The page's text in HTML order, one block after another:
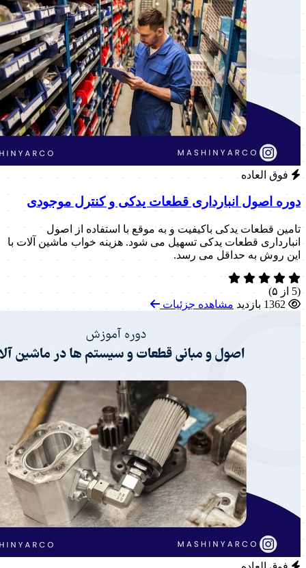
فوق العاده
دوره اصول انبارداری قطعات یدکی و کنترل موجودی
تامین قطعات یدکی باکیفیت و به موقع با استفاده از اصول
انبارداری قطعات یدکی تسهیل می شود. هزینه خواب ماشین آلات با
این روش به حداقل می رسد.
(5 از ۵)
مشاهده جزئیات